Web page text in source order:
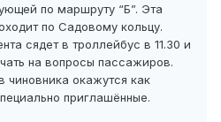
по маршруту “Б”. Эта
по Садовому кольцу.
сядет в троллейбус в 11.30 и
на вопросы пассажиров.
чиновника окажутся как
приглашённые.